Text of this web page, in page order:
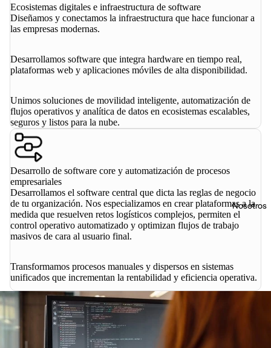
Nosotros
Ecosistemas digitales e infraestructura de software
Diseñamos y conectamos la infraestructura que hace funcionar a
las empresas modernas.
Desarrollamos software que integra hardware en tiempo real,
plataformas web y aplicaciones móviles de alta disponibilidad.
Unimos soluciones de movilidad inteligente, automatización de
flujos operativos y analítica de datos en ecosistemas escalables,
seguros y listos para la nube.
Desarrollo de software core y automatización de procesos
empresariales
Desarrollamos el software central que dicta las reglas de negocio
de tu organización. Nos especializamos en crear plataformas a la
medida que resuelven retos logísticos complejos, permiten el
control operativo automatizado y optimizan flujos de trabajo
masivos de cara al usuario final.
Transformamos procesos manuales y dispersos en sistemas
unificados que incrementan la rentabilidad y eficiencia operativa.